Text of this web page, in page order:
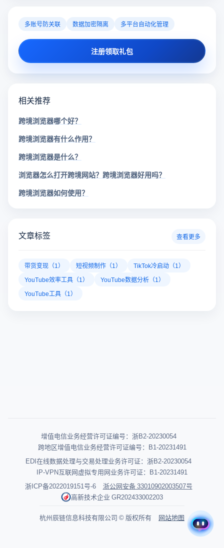
多账号防关联 数据加密隔离 多平台自动化管理
注册领取礼包
相关推荐
跨境浏览器哪个好？
跨境浏览器有什么作用？
跨境浏览器是什么？
浏览器怎么打开跨境网站？跨境浏览器好用吗？
跨境浏览器如何使用？
文章标签 查看更多
带货变现（1） 短视频制作（1）
TikTok冷启动（1）
YouTube效率工具（1）
YouTube数据分析（1）
YouTube工具（1）
增值电信业务经营许可证编号：浙B2-20230054
跨地区增值电信业务经营许可证编号：B1-20231491
EDI在线数据处理与交易处理业务许可证：浙B2-20230054
IP-VPN互联网虚拟专用网业务许可证：B1-20231491
浙ICP备2022019151号-6
浙公网安备 33010902003507号
高新技术企业 GR202433002203
杭州辰链信息科技有限公司 © 版权所有 网站地图